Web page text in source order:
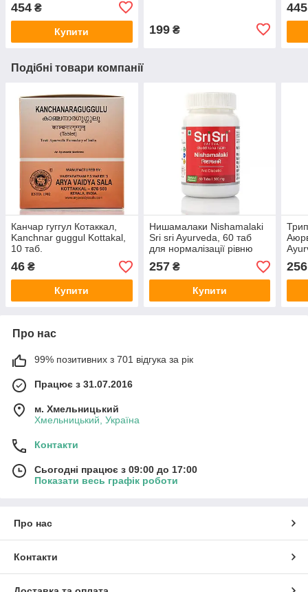
таб
454 ₴
Купити 199₴
445
Подібні товари компанії
Канчар гуггул Котаккал,
Kanchnar guggul Kottakal,
10 таб.
46 ₴
Купити
Нишамалаки Nishamalaki
Sri sri Ayurveda, 60 таб
для нормалізації рівню
цукру в крові
257₴
Купити
256
Про нас
99% позитивних з 701 відгука за рік
Працює з 31.07.2016
м. Хмельницький
Хмельницький, Україна
Контакти
Сьогодні працює з 09:00 до 17:00
Показати весь графік роботи
Про нас
Контакти